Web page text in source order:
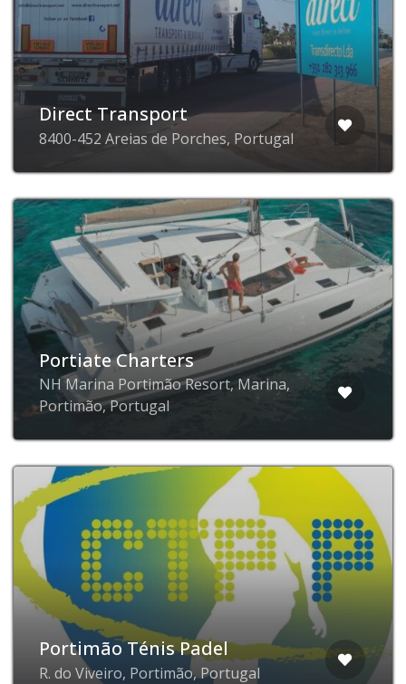
Direct Transport
8400-452 Areias de Porches, Portugal
Portiate Charters
NH Marina Portimão Resort, Marina,
Portimão, Portugal
Portimão Ténis Padel
R. do Viveiro, Portimão, Portugal